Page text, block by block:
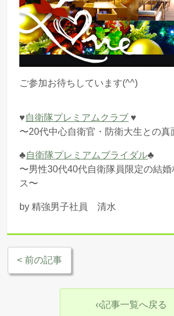
ご参加お待ちしています(^^)
♥︎自衛隊プレミアムクラブ ♥︎
〜20代中心自衛官・防衛大生との真
♣︎自衛隊プレミアムブライダル♣︎
〜男性30代40代自衛隊員限定の結
ス〜
by 精強男子社員 清水
< 前の記事
‹‹記事一覧へ戻る